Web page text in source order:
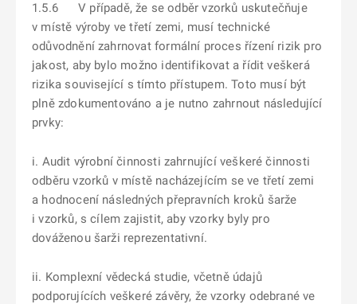
1.5.6 V případě, že se odběr vzorků uskutečňuje
v místě výroby ve třetí zemi, musí technické
odůvodnění zahrnovat formální proces řízení rizik pro
jakost, aby bylo možno identifikovat a řídit veškerá
rizika související s tímto přístupem. Toto musí být
plně zdokumentováno a je nutno zahrnout následující
prvky:
i. Audit výrobní činnosti zahrnující veškeré činnosti
odběru vzorků v místě nacházejícím se ve třetí zemi
a hodnocení následných přepravních kroků šarže
i vzorků, s cílem zajistit, aby vzorky byly pro
dováženou šarži reprezentativní.
ii. Komplexní vědecká studie, včetně údajů
podporujících veškeré závěry, že vzorky odebrané ve